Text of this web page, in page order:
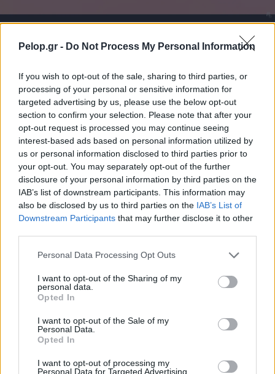
Pelop.gr - Do Not Process My Personal Information
If you wish to opt-out of the sale, sharing to third parties, or
processing of your personal or sensitive information for
targeted advertising by us, please use the below opt-out
section to confirm your selection. Please note that after your
opt-out request is processed you may continue seeing
interest-based ads based on personal information utilized by
us or personal information disclosed to third parties prior to
your opt-out. You may separately opt-out of the further
disclosure of your personal information by third parties on the
IAB’s list of downstream participants. This information may
also be disclosed by us to third parties on the IAB’s List of
Downstream Participants that may further disclose it to other
Please note that this website/app uses one or more Google
not limited to your visit or usage behaviour. You may click to
grant or deny consent to Google and its third-party tags to
use your data for below specified purposes in below Google
consent section.
Personal Data Processing Opt Outs
I want to opt-out of the Sharing of my
personal data.
Opted In
I want to opt-out of the Sale of my
Personal Data.
Opted In
I want to opt-out of processing my
Personal Data for Targeted Advertising.
πρώτο
με τον ΝΟΠ ΦΩΤΟ